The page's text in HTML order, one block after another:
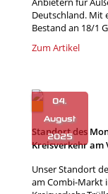
Deutschland. Mit
Bestand an 18/1
Zum Artikel
Standort des
Kreisverkehr
Unser Standort
am Combi-Markt